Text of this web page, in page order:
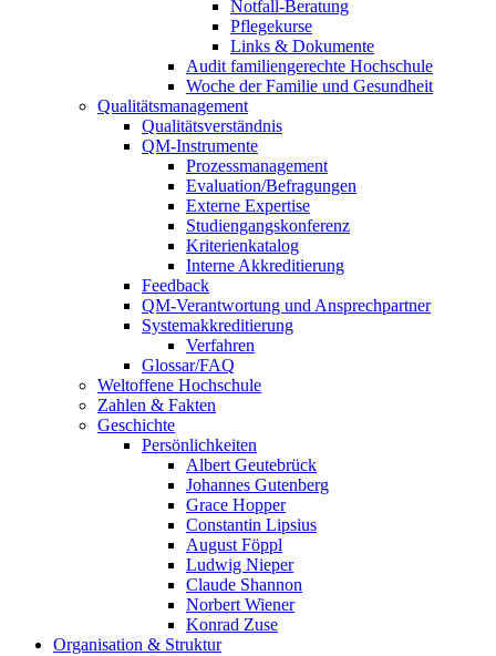
Notfall-Beratung
Pflegekurse
Links & Dokumente
Audit familiengerechte Hochschule
Woche der Familie und Gesundheit
Qualitätsmanagement
Qualitätsverständnis
QM-Instrumente
Prozessmanagement
Evaluation/Befragungen
Externe Expertise
Studiengangskonferenz
Kriterienkatalog
Interne Akkreditierung
Feedback
QM-Verantwortung und Ansprechpartner
Systemakkreditierung
Verfahren
Glossar/FAQ
Weltoffene Hochschule
Zahlen & Fakten
Geschichte
Persönlichkeiten
Albert Geutebrück
Johannes Gutenberg
Grace Hopper
Constantin Lipsius
August Föppl
Ludwig Nieper
Claude Shannon
Norbert Wiener
Konrad Zuse
Organisation & Struktur